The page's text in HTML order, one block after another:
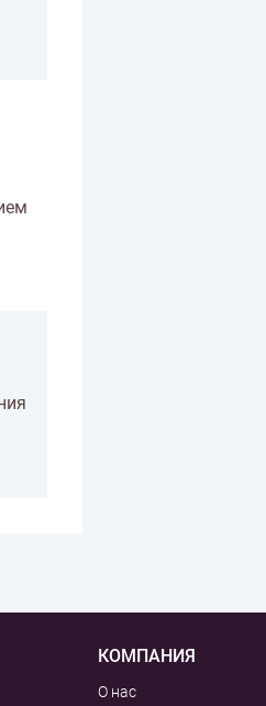
КОМПАНИЯ
О нас